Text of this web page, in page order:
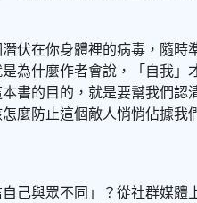
伏在你身體裡的病毒，隨
為什麼作者會說，「自我
書的目的，就是要幫我們
麼防止這個敵人悄悄佔據我
己與眾不同」？從社群媒